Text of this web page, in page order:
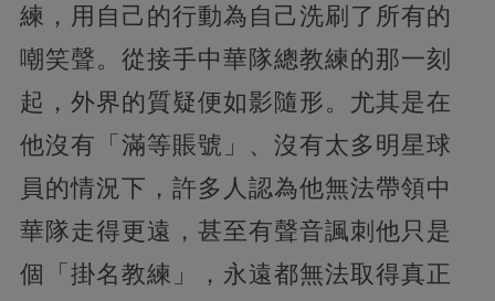
練，用自己的行動為自己洗刷了所有的
嘲笑聲。從接手中華隊總教練的那一刻
起，外界的質疑便如影隨形。尤其是在
他沒有「滿等賬號」、沒有太多明星球
員的情況下，許多人認為他無法帶領中
華隊走得更遠，甚至有聲音諷刺他只是
個「掛名教練」，永遠都無法取得真正